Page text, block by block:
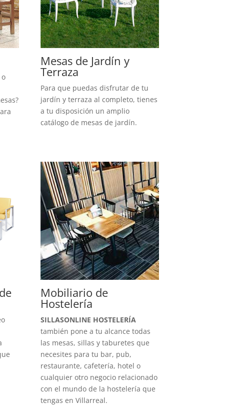
Mesas de Jardín y
Terraza
Para que puedas disfrutar de tu
jardín y terraza al completo, tienes
a tu disposición un amplio
catálogo de mesas de jardín.
Mobiliario de
Hostelería
SILLASONLINE HOSTELERÍA
también pone a tu alcance todas
las mesas, sillas y taburetes que
necesites para tu bar, pub,
restaurante, cafetería, hotel o
cualquier otro negocio relacionado
con el mundo de la hostelería que
tengas en Villarreal.